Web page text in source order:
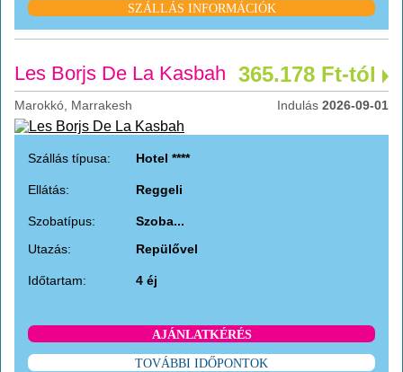
SZÁLLÁS INFORMÁCIÓK
Les Borjs De La Kasbah 365.178 Ft-tól
Marokkó, Marrakesh Indulás 2026-09-01
Szállás típusa: Hotel ****
Ellátás: Reggeli
Szobatípus:
Szoba...
Utazás:
Repülővel
Időtartam: 4 éj
AJÁNLATKÉRÉS
TOVÁBBI IDŐPONTOK